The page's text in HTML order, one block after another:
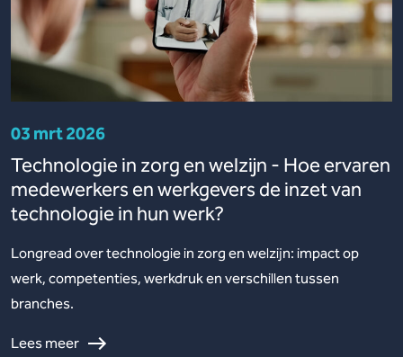
03 mrt 2026
Technologie in zorg en welzijn - Hoe ervaren
medewerkers en werkgevers de inzet van
technologie in hun werk?
Longread over technologie in zorg en welzijn: impact op
werk, competenties, werkdruk en verschillen tussen
branches.
Lees meer